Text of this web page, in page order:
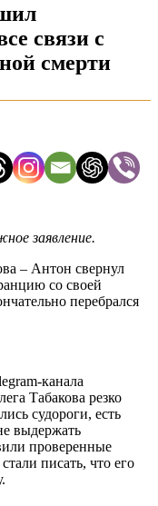
связи с
смерти
заявление.
– Антон свернул
со своей
перебрался
канала
Табакова резко
судороги, есть
выдержать
проверенные
писать, что его